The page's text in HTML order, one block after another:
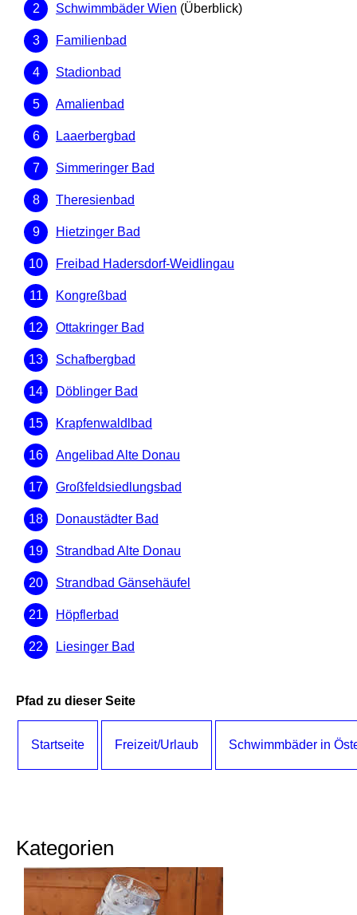
Schwimmbäder Wien (Überblick)
Familienbad
Stadionbad
Amalienbad
Laaerbergbad
Simmeringer Bad
Theresienbad
Hietzinger Bad
Freibad Hadersdorf-Weidlingau
Kongreßbad
Ottakringer Bad
Schafbergbad
Döblinger Bad
Krapfenwaldlbad
Angelibad Alte Donau
Großfeldsiedlungsbad
Donaustädter Bad
Strandbad Alte Donau
Strandbad Gänsehäufel
Höpflerbad
Liesinger Bad
Pfad zu dieser Seite
Startseite Freizeit/Urlaub Schwimmbäder in
Kategorien